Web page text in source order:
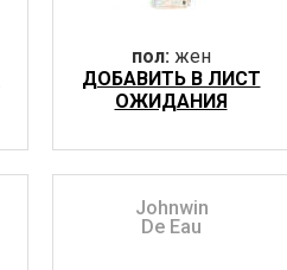
пол: жен
ДОБАВИТЬ В ЛИСТ
ОЖИДАНИЯ
Johnwin
De Eau